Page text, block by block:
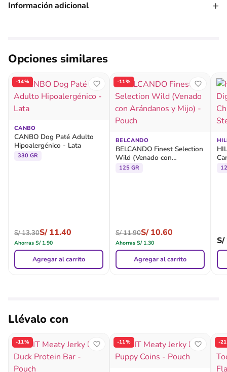
Información adicional +
Opciones similares
-14%
CANBO
CANBO Dog Paté Adulto
Hipoalergénico - Lata
330 GR
S/13.30S/11.40
Ahorras S/1.90
Agregar al carrito
-11%
BELCANDO
BELCANDO Finest Selection
Wild (Venado con
Arándanos y Mijo) - Pouch
125 GR
S/11.90S/10.60
Ahorras S/1.30
Agregar al carrito
S/
Llévalo con
-11% -11% -